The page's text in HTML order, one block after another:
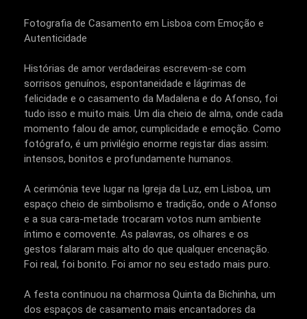
Fotografia de Casamento em Lisboa com Emoção e
Autenticidade
Histórias de amor verdadeiras escrevem-se com
sorrisos genuínos, espontaneidade e lágrimas de
felicidade e o casamento da Madalena e do Afonso, foi
tudo isso e muito mais. Um dia cheio de alma, onde cada
momento falou de amor, cumplicidade e emoção. Como
fotógrafo, é um privilégio enorme registar dias assim:
intensos, bonitos e profundamente humanos.
A cerimónia teve lugar na Igreja da Luz, em Lisboa, um
espaço cheio de simbolismo e tradição, onde o Afonso
e a sua cara-metade trocaram votos num ambiente
íntimo e comovente. As palavras, os olhares e os
gestos falaram mais alto do que qualquer encenação.
Foi real, foi bonito. Foi amor no seu estado mais puro.
A festa continuou na charmosa Quinta da Bichinha, um
dos espaços de casamento mais encantadores da